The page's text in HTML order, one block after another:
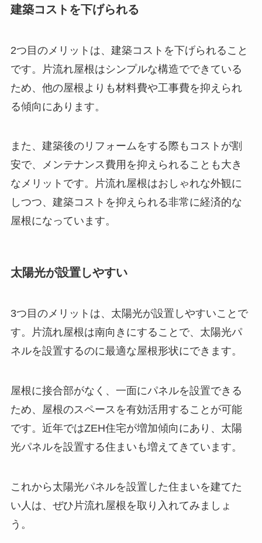
建築コストを下げられる
2つ目のメリットは、建築コストを下げられること
です。片流れ屋根はシンプルな構造でできている
ため、他の屋根よりも材料費や工事費を抑えられ
る傾向にあります。
また、建築後のリフォームをする際もコストが割
安で、メンテナンス費用を抑えられることも大き
なメリットです。片流れ屋根はおしゃれな外観に
しつつ、建築コストを抑えられる非常に経済的な
屋根になっています。
太陽光が設置しやすい
3つ目のメリットは、太陽光が設置しやすいことで
す。片流れ屋根は南向きにすることで、太陽光パ
ネルを設置するのに最適な屋根形状にできます。
屋根に接合部がなく、一面にパネルを設置できる
ため、屋根のスペースを有効活用することが可能
です。近年ではZEH住宅が増加傾向にあり、太陽
光パネルを設置する住まいも増えてきています。
これから太陽光パネルを設置した住まいを建てた
い人は、ぜひ片流れ屋根を取り入れてみましょ
う。